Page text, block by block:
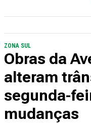
ZONA SUL
Obras da
alteram
segunda-
mudanças